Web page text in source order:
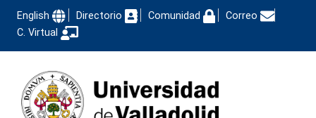
English Directorio Comunidad
Correo
C. Virtual